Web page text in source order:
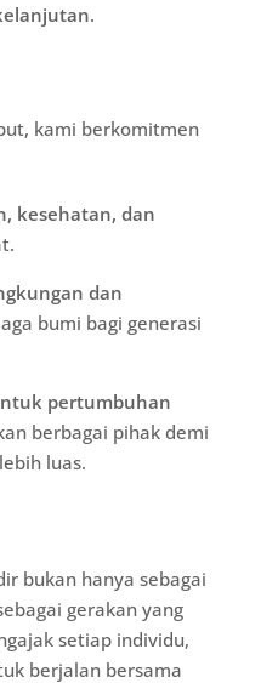
.
kami berkomitmen
kesehatan, dan
dan
bumi bagi generasi
pertumbuhan
berbagai pihak demi
luas.
bukan hanya sebagai
gerakan yang
setiap individu,
berjalan bersama